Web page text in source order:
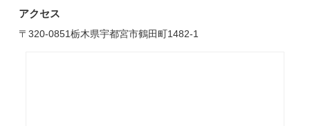
アクセス
〒320-0851栃木県宇都宮市鶴田町1482-1